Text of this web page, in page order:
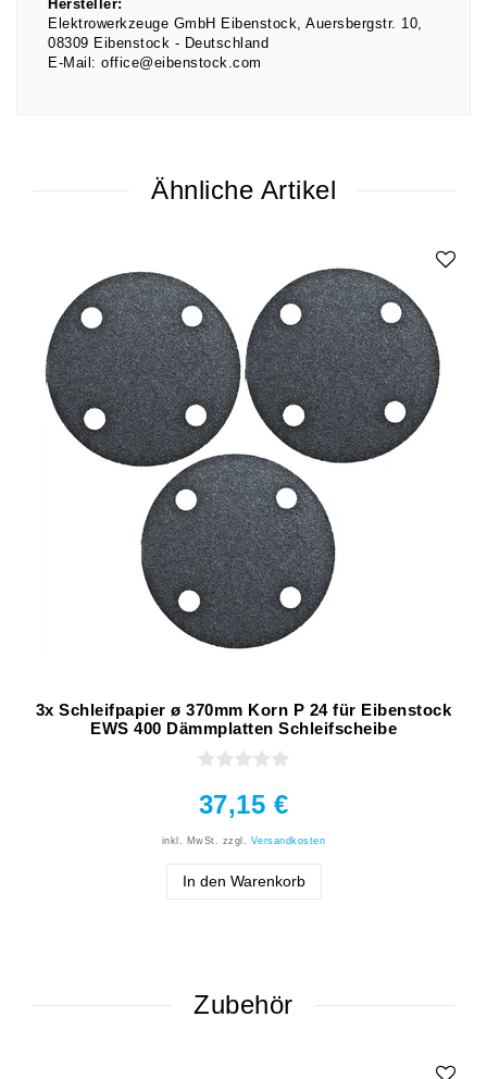
Hersteller:
Elektrowerkzeuge GmbH Eibenstock
Auersbergstr. 10
08309 Eibenstock
Deutschland
E-Mail: office@eibenstock.com
Ähnliche Artikel
3x Schleifpapier ø 370mm Korn P 24 für Eibenstock
EWS 400 Dämmplatten Schleifscheibe
37,15 €
inkl. MwSt. zzgl. Versandkosten
In den Warenkorb
Zubehör